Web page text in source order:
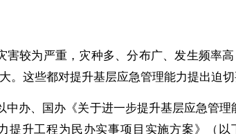
害较为严重，灾种多、分布广、发生频率
。这些都对提升基层应急管理能力提出迫切
中办、国办《关于进一步提升基层应急管
提升工程为民办实事项目实施方案》（